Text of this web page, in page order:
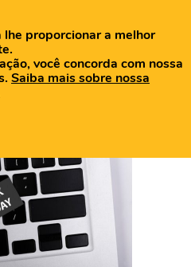
proporcionar a melhor
você concorda com nossa
Saiba mais sobre nossa